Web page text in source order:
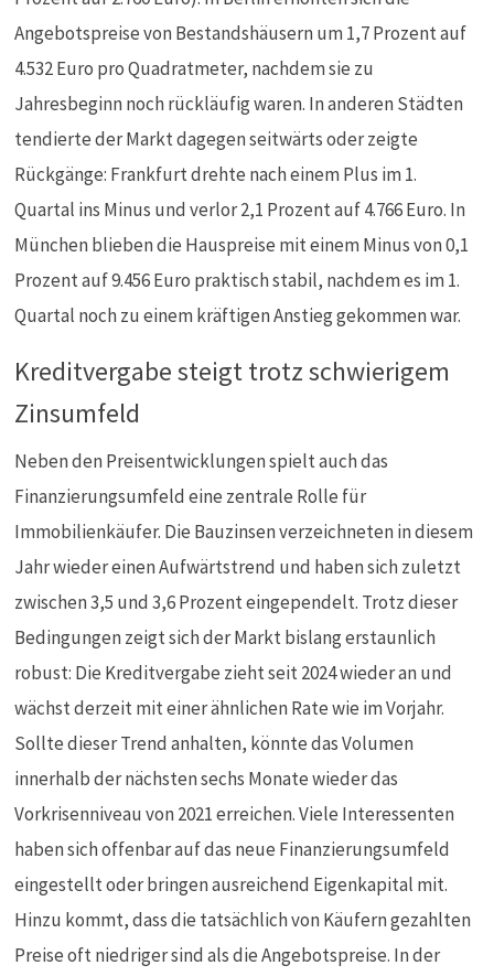
Angebotspreise von Bestandshäusern um 1,7 Prozent auf
4.532 Euro pro Quadratmeter, nachdem sie zu
Jahresbeginn noch rückläufig waren. In anderen Städten
tendierte der Markt dagegen seitwärts oder zeigte
Rückgänge: Frankfurt drehte nach einem Plus im 1.
Quartal ins Minus und verlor 2,1 Prozent auf 4.766 Euro. In
München blieben die Hauspreise mit einem Minus von 0,1
Prozent auf 9.456 Euro praktisch stabil, nachdem es im 1.
Quartal noch zu einem kräftigen Anstieg gekommen war.
Kreditvergabe steigt trotz schwierigem
Zinsumfeld
Neben den Preisentwicklungen spielt auch das
Finanzierungsumfeld eine zentrale Rolle für
Immobilienkäufer. Die Bauzinsen verzeichneten in diesem
Jahr wieder einen Aufwärtstrend und haben sich zuletzt
zwischen 3,5 und 3,6 Prozent eingependelt. Trotz dieser
Bedingungen zeigt sich der Markt bislang erstaunlich
robust: Die Kreditvergabe zieht seit 2024 wieder an und
wächst derzeit mit einer ähnlichen Rate wie im Vorjahr.
Sollte dieser Trend anhalten, könnte das Volumen
innerhalb der nächsten sechs Monate wieder das
Vorkrisenniveau von 2021 erreichen. Viele Interessenten
haben sich offenbar auf das neue Finanzierungsumfeld
eingestellt oder bringen ausreichend Eigenkapital mit.
Hinzu kommt, dass die tatsächlich von Käufern gezahlten
Preise oft niedriger sind als die Angebotspreise. In der